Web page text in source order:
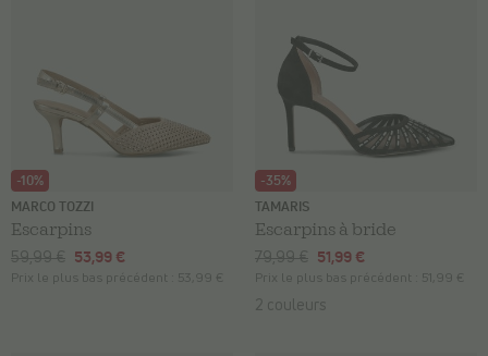
-10%
MARCO TOZZI
Escarpins
59,99 € 53,99 €
Prix le plus bas précédent : 53,99 €
-35%
TAMARIS
Escarpins à bride
79,99 € 51,99 €
Prix le plus bas précédent : 51,99 €
2 couleurs